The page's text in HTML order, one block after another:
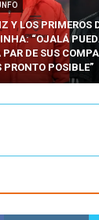
Y LOS PRIMEROS
“OJALÁ
DE SUS
PRONTO POSIBLE”